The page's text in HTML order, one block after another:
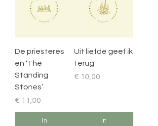
De priesteres
en ‘The
Standing
Stones’
Prijs
€ 11,00
In
Uit liefde geef ik
terug
Prijs
€ 10,00
In